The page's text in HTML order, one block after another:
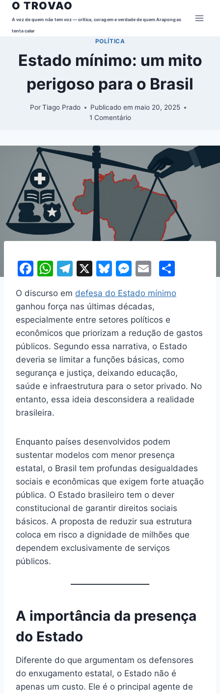
Pular
para
O TROVAO
A voz de quem não tem voz — crítica, coragem e verdade de quem Arapongas
tenta calar
POLÍTICA
Estado mínimo: um mito
perigoso para o Brasil
PorTiago Prado Publicado em maio 20, 2025
1 Comentário
F
c
e
b
o
o
k
W
at
s
A
p
p
T
e
gr
a
m
X
Bl
e
s
k
y
M
s
s
e
n
g
er
E
ai
l
ar
O discurso em defesa do Estado mínimo
ganhou força nas últimas décadas,
especialmente entre setores políticos e
econômicos que priorizam a redução de gastos
públicos. Segundo essa narrativa, o Estado
deveria se limitar a funções básicas, como
segurança e justiça, deixando educação,
saúde e infraestrutura para o setor privado. No
entanto, essa ideia desconsidera a realidade
brasileira.
Enquanto países desenvolvidos podem
sustentar modelos com menor presença
estatal, o Brasil tem profundas desigualdades
sociais e econômicas que exigem forte atuação
pública. O Estado brasileiro tem o dever
constitucional de garantir direitos sociais
básicos. A proposta de reduzir sua estrutura
coloca em risco a dignidade de milhões que
dependem exclusivamente de serviços
públicos.
A importância da presença
do Estado
Diferente do que argumentam os defensores
do enxugamento estatal, o Estado não é
apenas um custo. Ele é o principal agente de